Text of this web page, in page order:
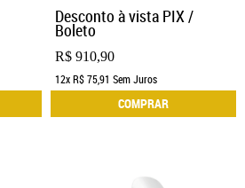
R$ 910,90
Desconto à vista PIX /
Boleto
12xR$ 75,91 Sem Juros
COMPRAR